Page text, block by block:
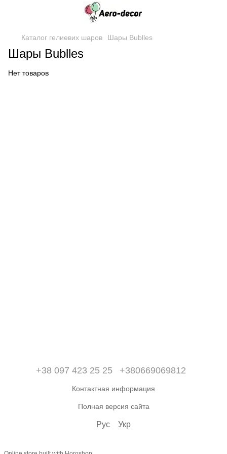
Каталог гелиевих шаров Шары Bublles
Шары Bublles
Нет товаров
+38 097 423 25 25 +380669069812
Контактная информация
Полная версия сайта
Рус Укр